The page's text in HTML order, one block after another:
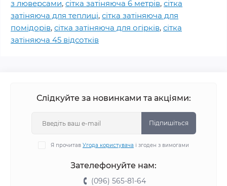
з люверсами, сітка затіняюча 6 метрів, сітка
затіняюча для теплиці, сітка затіняюча для
помідорів, сітка затіняюча для огірків, сітка
затіняюча 45 відсотків
Слідкуйте за новинками та акціями:
Підпишіться
Я прочитав Угода користувача і згоден з вимогами
Зателефонуйте нам:
(096) 565-81-64